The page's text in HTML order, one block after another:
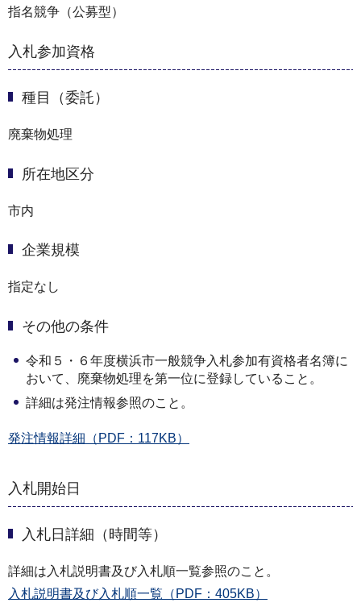
指名競争（公募型）
入札参加資格
種目（委託）
廃棄物処理
所在地区分
市内
企業規模
指定なし
その他の条件
令和５・６年度横浜市一般競争入札参加有資格者名簿に
おいて、廃棄物処理を第一位に登録していること。
詳細は発注情報参照のこと。
発注情報詳細（PDF：117KB）
入札開始日
入札日詳細（時間等）
詳細は入札説明書及び入札順一覧参照のこと。
入札説明書及び入札順一覧（PDF：405KB）